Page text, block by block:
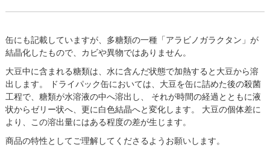
缶にも記載していますが、多糖類の一種「アラビノガラクタン」が
結晶化したもので、カビや異物ではありません。
大豆中に含まれる糖類は、水に含んだ状態で加熱すると大豆から溶
出します。 ドライパック缶においては、大豆を缶に詰めた後の殺菌
工程で、糖類が水溶液の中へ溶出し、 それが時間の経過とともに液
状からゼリー状へ、更に白色結晶へと変化します。 大豆の個体差に
より、この溶出量にはある程度の差が生じます。
商品の特性としてご理解してくださるようお願いします。